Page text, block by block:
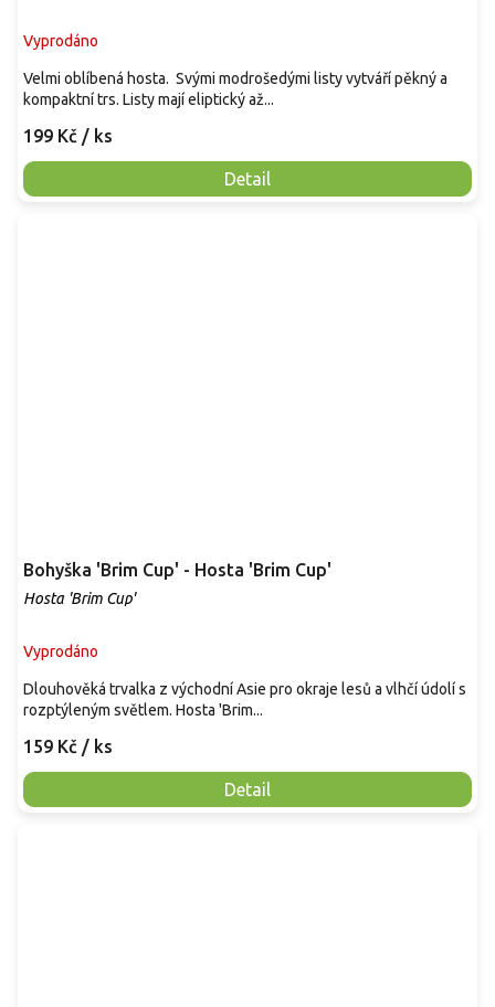
Vyprodáno
199 Kč / ks
Detail
Velmi oblíbená hosta. Svými modrošedými listy vytváří pěkný a
kompaktní trs. Listy mají eliptický až...
Bohyška 'Brim Cup' - Hosta 'Brim Cup'
Hosta 'Brim Cup'
Vyprodáno
159 Kč / ks
Detail
Dlouhověká trvalka z východní Asie pro okraje lesů a vlhčí údolí s
rozptýleným světlem. Hosta 'Brim...